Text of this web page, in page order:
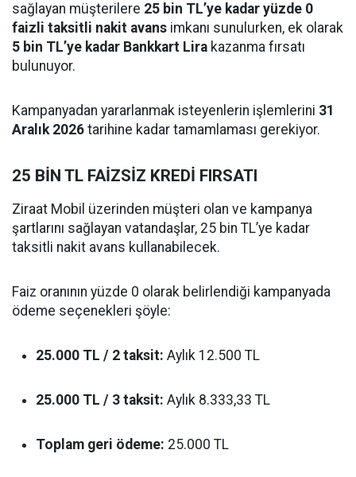
sağlayan müşterilere 25 bin TL’ye kadar yüzde 0
faizli taksitli nakit avans imkanı sunulurken, ek olarak
5 bin TL’ye kadar Bankkart Lira kazanma fırsatı
bulunuyor.
Kampanyadan yararlanmak isteyenlerin işlemlerini 31
Aralık 2026 tarihine kadar tamamlaması gerekiyor.
25 BİN TL FAİZSİZ KREDİ FIRSATI
Ziraat Mobil üzerinden müşteri olan ve kampanya
şartlarını sağlayan vatandaşlar, 25 bin TL’ye kadar
taksitli nakit avans kullanabilecek.
Faiz oranının yüzde 0 olarak belirlendiği kampanyada
ödeme seçenekleri şöyle:
25.000 TL / 2 taksit: Aylık 12.500 TL
25.000 TL / 3 taksit: Aylık 8.333,33 TL
Toplam geri ödeme: 25.000 TL